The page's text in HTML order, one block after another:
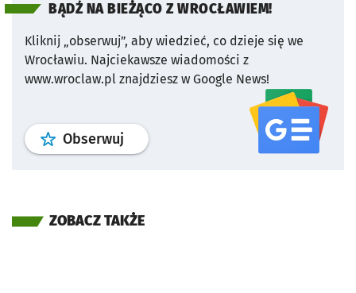
BĄDŹ NA BIEŻĄCO Z WROCŁAWIEM!
Kliknij „obserwuj”, aby wiedzieć, co dzieje się we
Wrocławiu. Najciekawsze wiadomości z
www.wroclaw.pl znajdziesz w Google News!
Obserwuj profil serwisu
ZOBACZ TAKŻE